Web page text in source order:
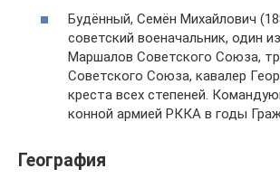
Будённый, Семён Михайлович
советский военачальник, один
Маршалов Советского Союза,
Советского Союза, кавалер
креста всех степеней.
конной армией РККА в годы
География